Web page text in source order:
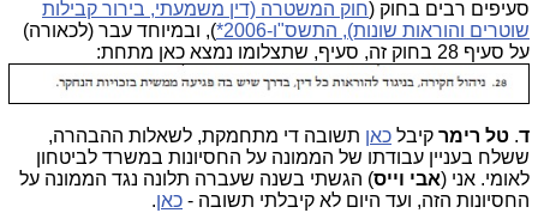
סעיפים רבים בחוק (חוק המשטרה (דין משמעתי, בירור קבילות
שוטרים והוראות שונות), התשס"ו-2006*
), ובמיוחד עבר (לכאורה)
על סעיף 28 בחוק זה, סעיף, שתצלומו נמצא כאן מתחת:
ד. טל רימר קיבל כאן תשובה די מתחמקת, לשאלות ההבהרה,
ששלח בעניין עבודתו של הממונה על החסיונות במשרד לביטחון
לאומי. אני (אבי וייס) הגשתי בשנה שעברה תלונה נגד הממונה על
החסיונות הזה, ועד היום לא קיבלתי תשובה - כאן.